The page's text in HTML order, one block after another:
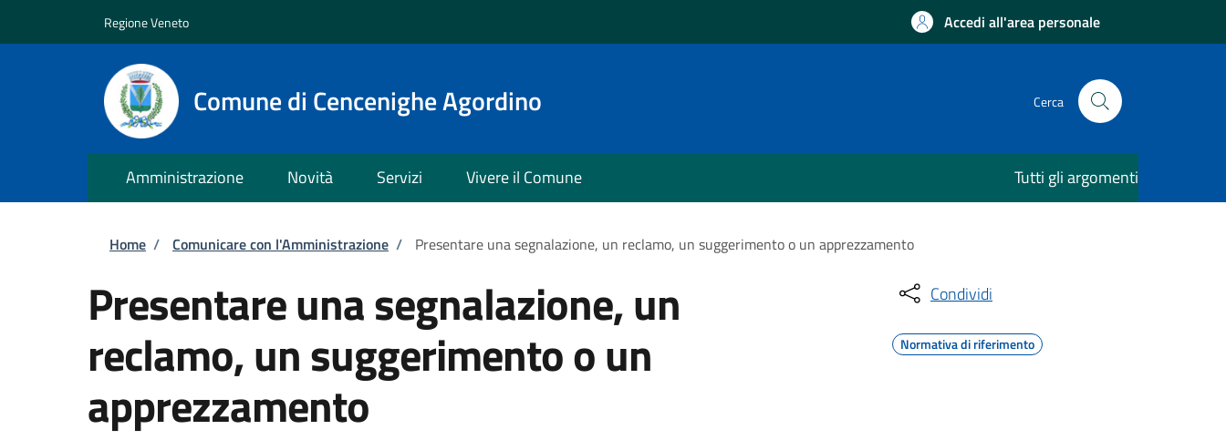
Regione Veneto Accedi all'area personale
Comune di Cencenighe Agordino Cerca
Amministrazione Novità Servizi Vivere il Comune Tutti gli argomenti
Briciole di pane
Home / Comunicare con l'Amministrazione / Presentare una segnalazione, un reclamo, un suggerimento o un apprezzamento
Presentare una segnalazione, un
reclamo, un suggerimento o un
apprezzamento
Condividi
Normativa di riferimento